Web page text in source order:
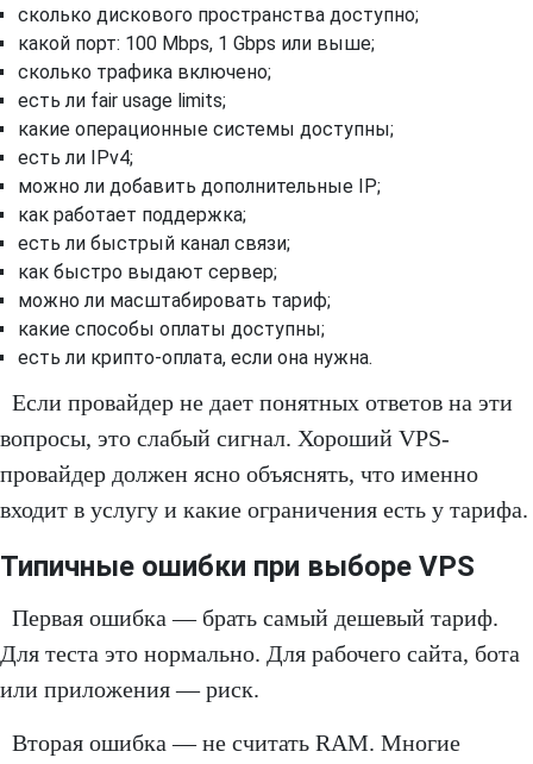
сколько дискового пространства доступно;
какой порт: 100 Mbps, 1 Gbps или выше;
сколько трафика включено;
есть ли fair usage limits;
какие операционные системы доступны;
есть ли IPv4;
можно ли добавить дополнительные IP;
как работает поддержка;
есть ли быстрый канал связи;
как быстро выдают сервер;
можно ли масштабировать тариф;
какие способы оплаты доступны;
есть ли крипто-оплата, если она нужна.
Если провайдер не дает понятных ответов на эти
вопросы, это слабый сигнал. Хороший VPS-
провайдер должен ясно объяснять, что именно
входит в услугу и какие ограничения есть у тарифа.
Типичные ошибки при выборе VPS
Первая ошибка — брать самый дешевый тариф.
Для теста это нормально. Для рабочего сайта, бота
или приложения — риск.
Вторая ошибка — не считать RAM. Многие